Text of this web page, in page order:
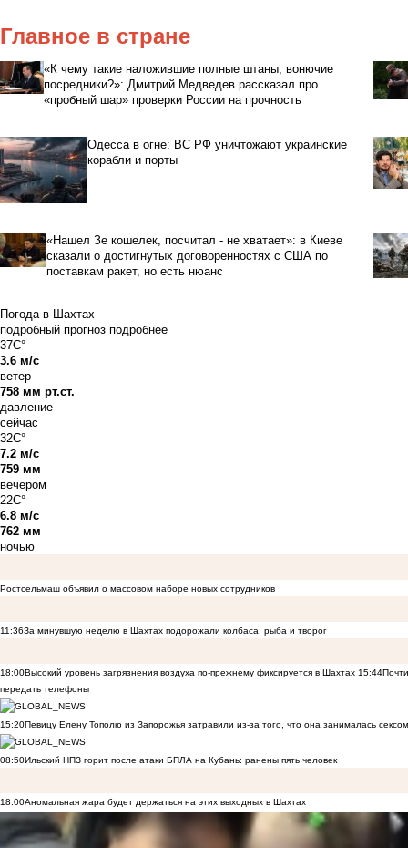
Главное в стране
«К чему такие наложившие полные штаны, вонючие
посредники?»: Дмитрий Медведев рассказал про
«пробный шар» проверки России на прочность
Одесса в огне: ВС РФ уничтожают украинские
корабли и порты
«Нашел Зе кошелек, посчитал - не хватает»: в Киеве
сказали о достигнутых договоренностях с США по
поставкам ракет, но есть нюанс
Погода в Шахтах
подробный прогноз подробнее
37C°
3.6 м/с
ветер
758 мм рт.ст.
давление
сейчас
32C°
7.2 м/с
759 мм
вечером
22C°
6.8 м/с
762 мм
ночью
Ростсельмаш объявил о массовом наборе новых сотрудников
11:36За минувшую неделю в Шахтах подорожали колбаса, рыба и творог
18:00Высокий уровень загрязнения воздуха по-прежнему фиксируется в Шахтах 15:44
передать телефоны
15:20Певицу Елену Тополю из Запорожья затравили из-за того, что она занималась
08:50Ильский НПЗ горит после атаки БПЛА на Кубань: ранены пять человек
18:00Аномальная жара будет держаться на этих выходных в Шахтах